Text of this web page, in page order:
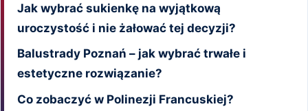
Jak wybrać sukienkę na wyjątkową
uroczystość i nie żałować tej decyzji?
Balustrady Poznań – jak wybrać trwałe i
estetyczne rozwiązanie?
Co zobaczyć w Polinezji Francuskiej?